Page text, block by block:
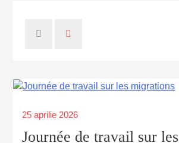
25 aprilie 2026
Journée de travail sur les